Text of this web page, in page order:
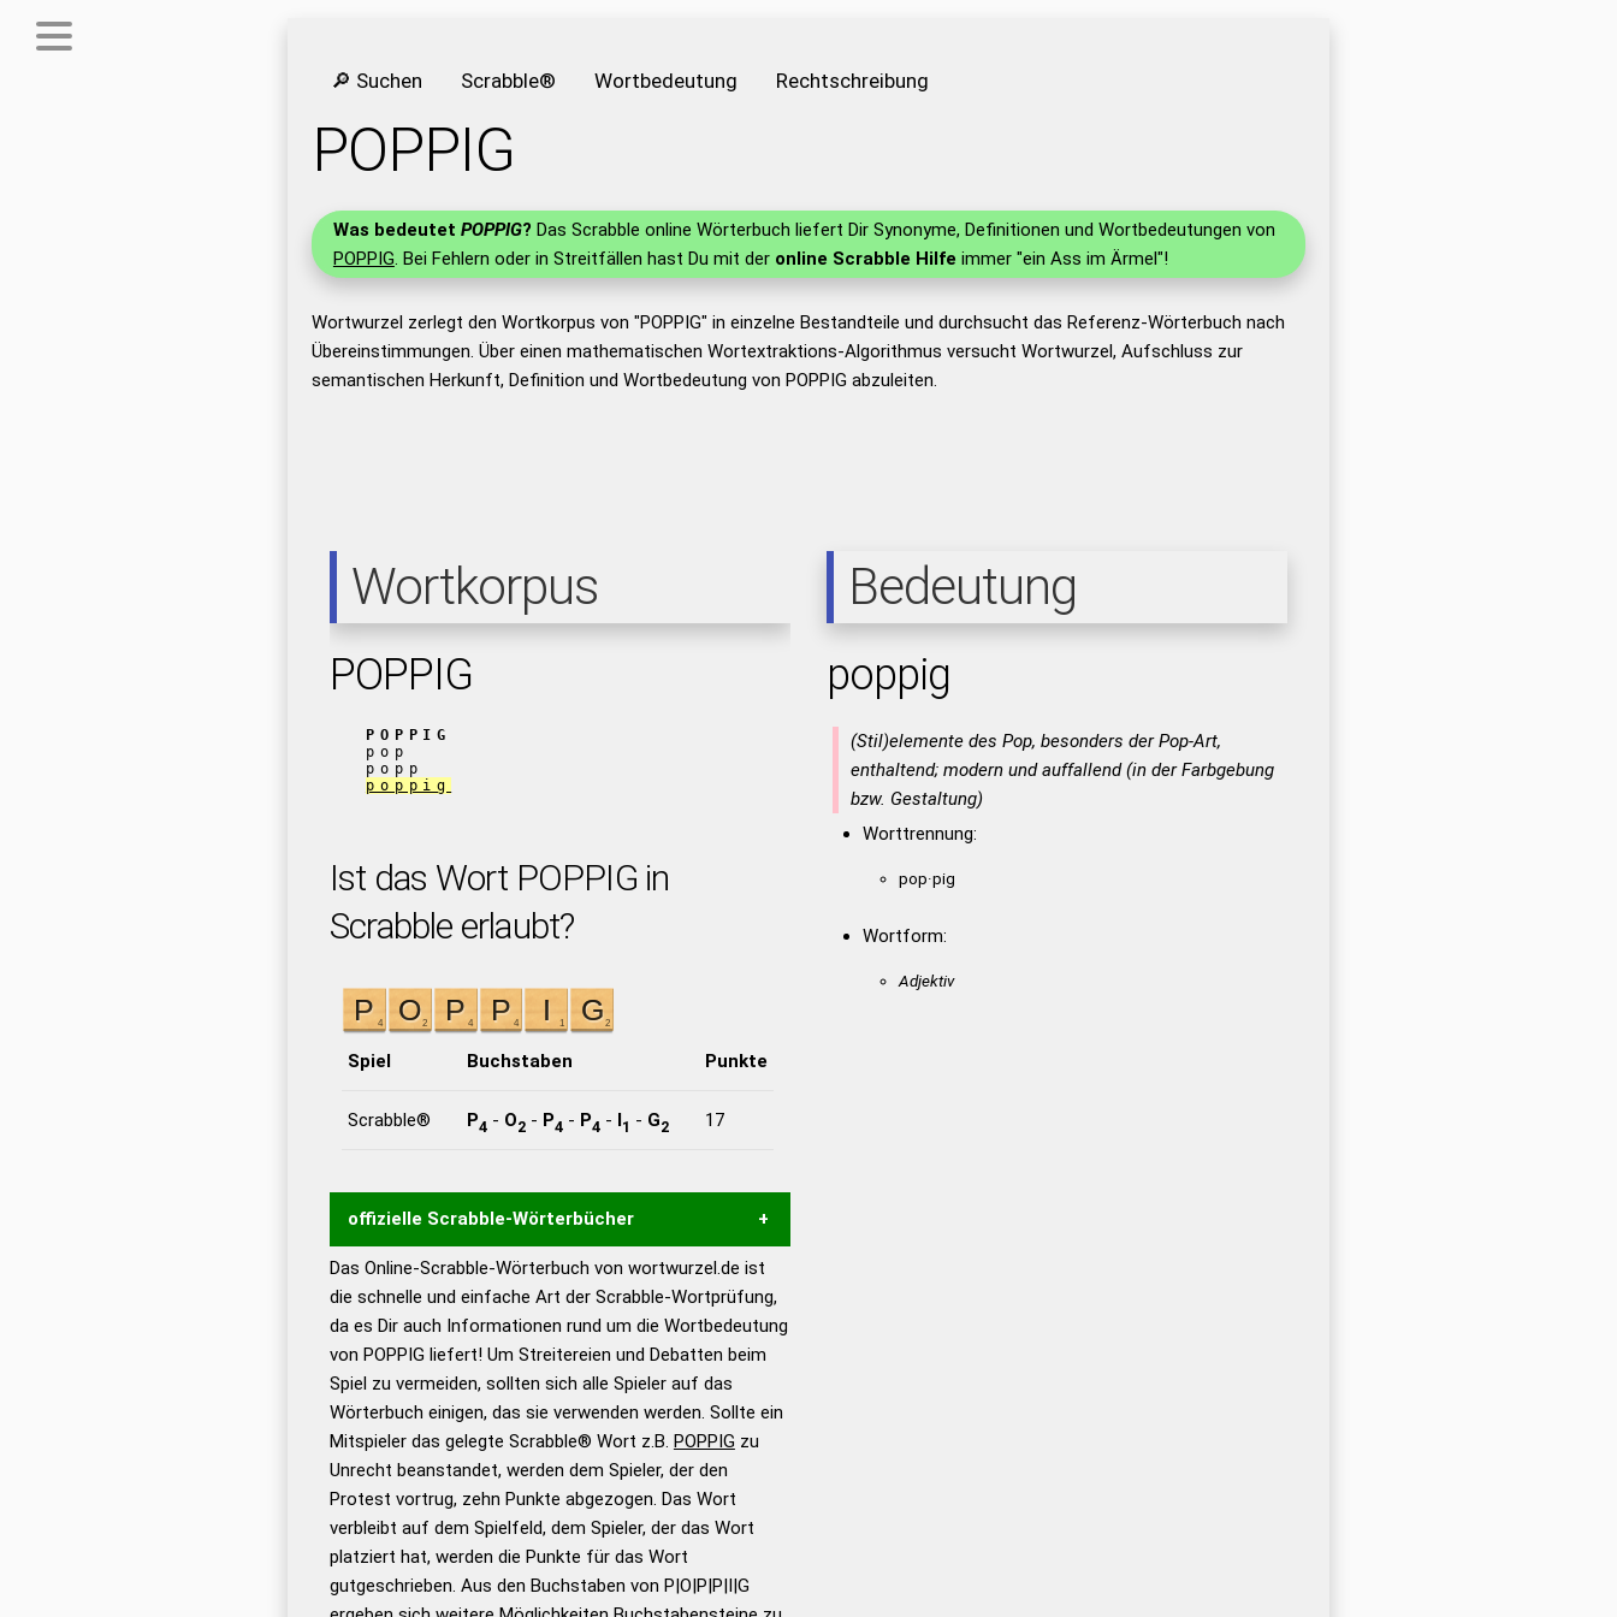
🔎 Suchen Scrabble® Wortbedeutung Rechtschreibung
POPPIG
Was bedeutet POPPIG? Das Scrabble online Wörterbuch liefert Dir Synonyme, Definitionen und Wortbedeutungen von
POPPIG. Bei Fehlern oder in Streitfällen hast Du mit der online Scrabble Hilfe immer "ein Ass im Ärmel"!
Wortwurzel zerlegt den Wortkorpus von "POPPIG" in einzelne Bestandteile und durchsucht das Referenz-Wörterbuch nach
Übereinstimmungen. Über einen mathematischen Wortextraktions-Algorithmus versucht Wortwurzel, Aufschluss zur
semantischen Herkunft, Definition und Wortbedeutung von POPPIG abzuleiten.
Wortkorpus
POPPIG
POPPIG
pop
popp
poppig
Ist das Wort POPPIG in
Scrabble erlaubt?
Spiel Buchstaben Punkte
Scrabble® P4 - O2- P4 - P4 - I1 - G2 17
offizielle Scrabble-Wörterbücher
Wortwurzel liefert mit Hilfe eines semantischen
Wortanalyse-Algorithmus gute Anhaltspunkte zu
Wortbedeutung, Worttrennung und Wortform, um die
Gültigkeit eines Wortes für das Scrabble-Spiel zu
bestimmen! zugelassene Turnier Scrabble-
Wörterbücher sind:
Duden – Standardwerk in 12
Bänden
Duden – Richtiges und gutes
Deutsch
Das Online-Scrabble-Wörterbuch von wortwurzel.de ist
die schnelle und einfache Art der Scrabble-Wortprüfung,
da es Dir auch Informationen rund um die Wortbedeutung
von POPPIG liefert! Um Streitereien und Debatten beim
Spiel zu vermeiden, sollten sich alle Spieler auf das
Wörterbuch einigen, das sie verwenden werden. Sollte ein
Mitspieler das gelegte Scrabble® Wort z.B. POPPIG zu
Unrecht beanstandet, werden dem Spieler, der den
Protest vortrug, zehn Punkte abgezogen. Das Wort
verbleibt auf dem Spielfeld, dem Spieler, der das Wort
platziert hat, werden die Punkte für das Wort
gutgeschrieben. Aus den Buchstaben von P|O|P|P|I|G
Bedeutung
poppig
(Stil)elemente des Pop, besonders der Pop-Art,
enthaltend; modern und auffallend (in der Farbgebung
bzw. Gestaltung)
Worttrennung:
pop·pig
Wortform:
Adjektiv